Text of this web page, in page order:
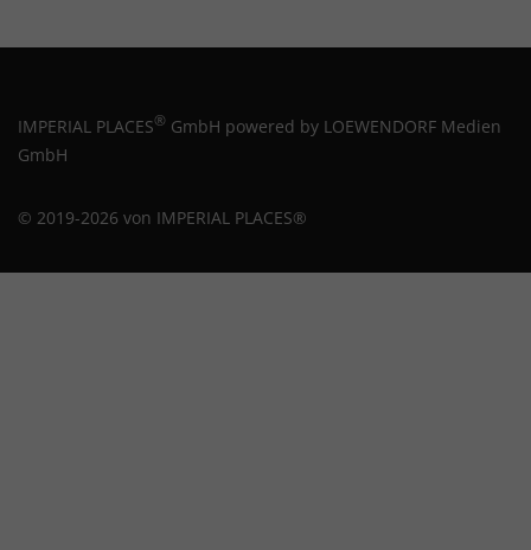
IMPERIAL PLACES® GmbH powered by LOEWENDORF Medien
GmbH
© 2019-2026 von IMPERIAL PLACES®